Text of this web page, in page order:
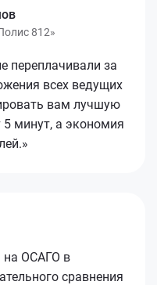
812»
переплачивали за
всех ведущих
вам лучшую
минут, а экономия
на ОСАГО в
сравнения